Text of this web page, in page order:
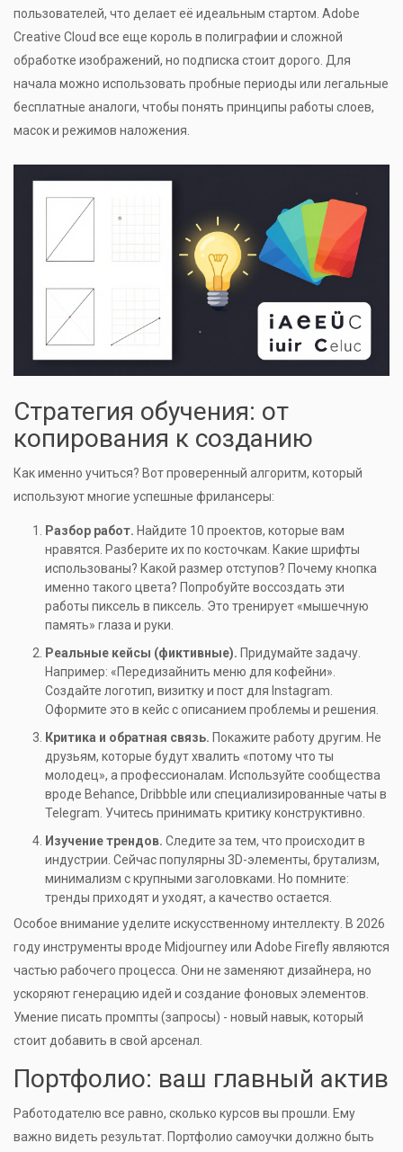
пользователей, что делает её идеальным стартом. Adobe
Creative Cloud все еще король в полиграфии и сложной
обработке изображений, но подписка стоит дорого. Для
начала можно использовать пробные периоды или легальные
бесплатные аналоги, чтобы понять принципы работы слоев,
масок и режимов наложения.
Стратегия обучения: от
копирования к созданию
Как именно учиться? Вот проверенный алгоритм, который
используют многие успешные фрилансеры:
Разбор работ. Найдите 10 проектов, которые вам
нравятся. Разберите их по косточкам. Какие шрифты
использованы? Какой размер отступов? Почему кнопка
именно такого цвета? Попробуйте воссоздать эти
работы пиксель в пиксель. Это тренирует «мышечную
память» глаза и руки.
Реальные кейсы (фиктивные). Придумайте задачу.
Например: «Передизайнить меню для кофейни».
Создайте логотип, визитку и пост для Instagram.
Оформите это в кейс с описанием проблемы и решения.
Критика и обратная связь. Покажите работу другим. Не
друзьям, которые будут хвалить «потому что ты
молодец», а профессионалам. Используйте сообщества
вроде Behance, Dribbble или специализированные чаты в
Telegram. Учитесь принимать критику конструктивно.
Изучение трендов. Следите за тем, что происходит в
индустрии. Сейчас популярны 3D-элементы, брутализм,
минимализм с крупными заголовками. Но помните:
тренды приходят и уходят, а качество остается.
Особое внимание уделите искусственному интеллекту. В 2026
году инструменты вроде Midjourney или Adobe Firefly являются
частью рабочего процесса. Они не заменяют дизайнера, но
ускоряют генерацию идей и создание фоновых элементов.
Умение писать промпты (запросы) - новый навык, который
стоит добавить в свой арсенал.
Портфолио: ваш главный актив
Работодателю все равно, сколько курсов вы прошли. Ему
важно видеть результат. Портфолио самоучки должно быть